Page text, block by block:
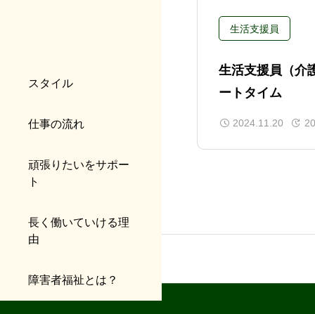
スタイル
仕事の流れ
頑張りたいをサポー
ト
長く働いていける理
由
障害者福祉とは？
生活支援員
生活支援員（介
ートタイム
2024.11.20